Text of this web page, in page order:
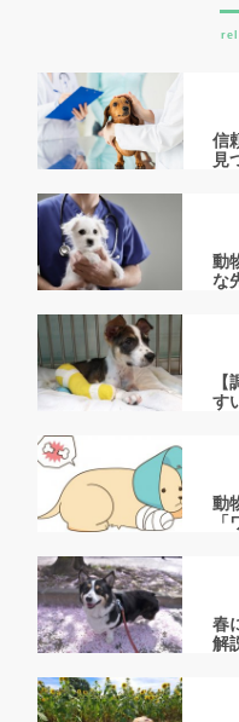
信
見
動
な
す
動
春
解